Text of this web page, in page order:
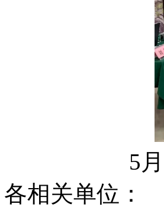
5
各相关单位：